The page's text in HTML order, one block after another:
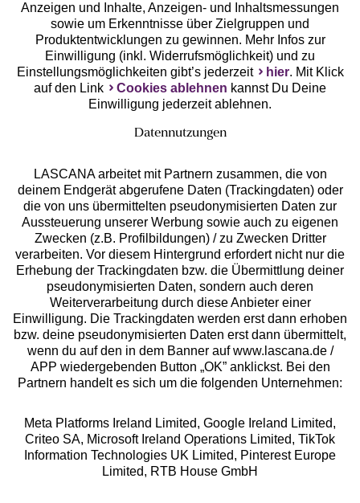
Unsere Apps
Services
Beratung
Über uns
Rechtliches
Alle Preise inkl. MwSt., zzgl.
Versandkosten
** Bonität vorausgesetzt, berechtigt zur Bonitätsprüfung
Anzeigen und Inhalte, Anzeigen- und Inhaltsmessungen
sowie um Erkenntnisse über Zielgruppen und
Produktentwicklungen zu gewinnen. Mehr Infos zur
Einwilligung (inkl. Widerrufsmöglichkeit) und zu
Einstellungsmöglichkeiten gibt’s jederzeit
hier. Mit Klick
auf den Link
Cookies ablehnen kannst Du Deine
Einwilligung jederzeit ablehnen.
Datennutzungen
LASCANA arbeitet mit Partnern zusammen, die von
deinem Endgerät abgerufene Daten (Trackingdaten) oder
die von uns übermittelten pseudonymisierten Daten zur
Aussteuerung unserer Werbung sowie auch zu eigenen
Zwecken (z.B. Profilbildungen) / zu Zwecken Dritter
verarbeiten. Vor diesem Hintergrund erfordert nicht nur die
Erhebung der Trackingdaten bzw. die Übermittlung deiner
pseudonymisierten Daten, sondern auch deren
Weiterverarbeitung durch diese Anbieter einer
Einwilligung. Die Trackingdaten werden erst dann erhoben
bzw. deine pseudonymisierten Daten erst dann übermittelt,
wenn du auf den in dem Banner auf www.lascana.de /
APP wiedergebenden Button „OK” anklickst. Bei den
Partnern handelt es sich um die folgenden Unternehmen:
Meta Platforms Ireland Limited, Google Ireland Limited,
Criteo SA, Microsoft Ireland Operations Limited, TikTok
Information Technologies UK Limited, Pinterest Europe
Limited, RTB House GmbH